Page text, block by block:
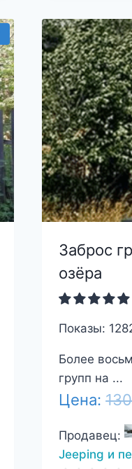
Заброс
озёра
Показы:
Более
групп на ...
Цена:
Продавец:
Jeeping и